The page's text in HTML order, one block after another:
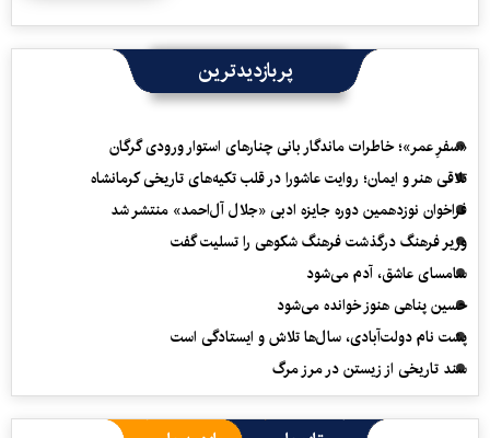
پربازدیدترین
«سفرِ عمر»؛ خاطرات ماندگار بانی چنارهای استوار ورودی گرگان
تلاقی هنر و ایمان؛ روایت عاشورا در قلب تکیه‌های تاریخی کرمانشاه
فراخوان نوزدهمین دوره جایزه ادبی «جلال آل‌احمد» منتشر شد
وزیر فرهنگ درگذشت فرهنگ شکوهی را تسلیت گفت
سامسای عاشق، آدم می‌شود
حسین پناهی هنوز خوانده می‌شود
پشت نام دولت‌آبادی، سال‌ها تلاش و ایستادگی است
سند تاریخی از زیستن در مرز مرگ